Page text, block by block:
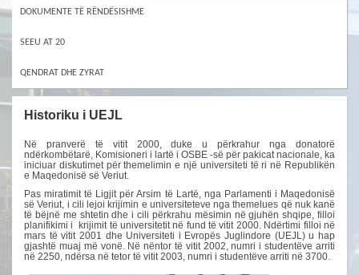
DOKUMENTE TË RËNDËSISHME
SEEU AT 20
QENDRAT DHE ZYRAT
Historiku i UEJL
Në pranverë të vitit 2000, duke u përkrahur nga donatorë
ndërkombëtarë, Komisioneri i lartë i OSBE -së për pakicat nacionale, ka
iniciuar diskutimet për themelimin e një universiteti të ri në Republikën
e Maqedonisë së Veriut.
Pas miratimit të Ligjit për Arsim të Lartë, nga Parlamenti i Maqedonisë
së Veriut, i cili lejoi krijimin e universiteteve nga themelues që nuk kanë
të bëjnë me shtetin dhe i cili përkrahu mësimin në gjuhën shqipe, filloi
planifikimi i krijimit të universitetit në fund të vitit 2000. Ndërtimi filloi në
mars të vitit 2001 dhe Universiteti i Evropës Juglindore (UEJL) u hap
gjashtë muaj më vonë. Në nëntor të vitit 2002, numri i studentëve arriti
në 2250, ndërsa në tetor të vitit 2003, numri i studentëve arriti në 3700.